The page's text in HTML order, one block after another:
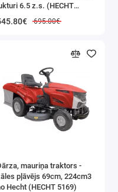
—
LAIKS
— līdz 5
monoksīda
6.5 z.s. (HECHT
695.00€
mauriņa traktors -
pļāvējs 69cm, 224cm3
Hecht (HECHT 5169)